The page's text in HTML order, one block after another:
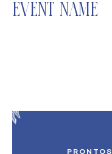
Event Name